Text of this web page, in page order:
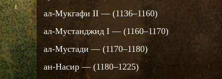
ал-Мукгафи II — (1136–1160)
ал-Мустанджид I — (1160–1170)
ал-Мустади — (1170–1180)
ан-Насир — (1180–1225)